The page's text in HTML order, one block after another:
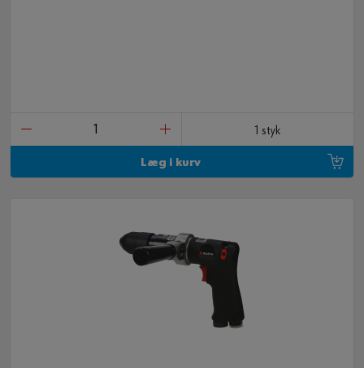
1 styk
Læg i kurv